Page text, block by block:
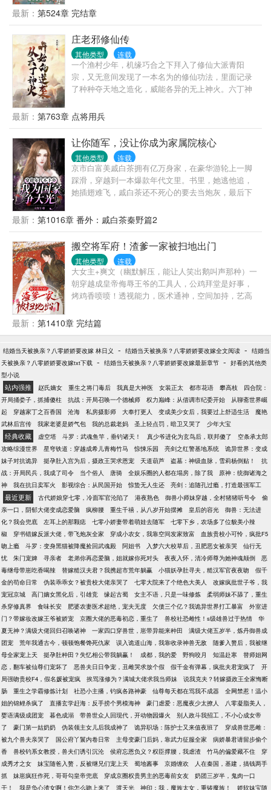
六将，从无数凶猛的女人中脱颖而出，赢得韩大她终
裁哪一点？ （一脸娇羞）满身的铜臭气，还有草菅人
命的气质 你收过最浪漫的订婚礼物是什么？ （犹豫纠
结）系统，爱情测试系统 你收过最温情的结婚礼物是
什么？ （泪流满面）系统，婚姻测试系统 你收过最意
外的周年礼物是什么？ （崩溃离线）系统，亲子测试
撩汉攻略~苏苏苏~甜炸天~脑洞无极限~
最新： 第524章 完结章
庄老邪修仙传
其他类型 连载
一个渔村少年，机缘巧合之下拜入了修仙大派青阳
宗，又无意间发现了一本名为的修仙功法，里面记录
了种种夺天地之造化，威能各异的无上神火。六丁神
幻世妖火，演化万千之神火。南明离火，至阳诛邪之
神火。都天灵火，此界曾经出现过…但这功法中，却
根本就没写怎么练成这些神火，写的全是练不成这些
神火的各种奇闻杂记。
最新： 第763章 点将用兵
让你随军，没让你成为家属院核心
其他类型 连载
京市白富美戚白茶拥有亿万身家，在豪华游轮上一脚
踩滑，穿越到一本爆款年代文里。书里，她逃他追，
她插翅难飞，戚白茶还不死心的要去当炮灰，最后下
间，这跟度假没啥样，小手一挥，送无良爹妈去吃
灰，白莲妹妹，报名去大西北喂猪，卷款闪婚男军
官。嗯，换个地方继续躺平。……最近，家属院炸
了，听说那出任务的秦队长捡了个媳妇回来。娇弱白
嫩，手不能提，偏偏秦队长还宠的不行。喝水怕烫
着，做菜怕伤着，就连走路，都恨不得抱着。嫂子们
瓜子一抓，坐等抛夫弃子戏码。这盼着望着，戚白茶
成了首屈一指的外科医生，双胞胎呱呱落地，国家特
上文工团的，娶上这娇娇媳，那是祖坟冒青烟了。各
界大佬虎视眈眈，秦队长严防死守，就怕自个儿家被
偷了。一句话：媳妇儿，求你躺平吧！
最新： 第1016章 番外：戚白茶秦野篇2
搬空将军府！渣爹一家被扫地出门
其他类型 连载
大女主+爽文（幽默解压，能让人笑出鹅叫声那种）一
朝穿越成皇帝侮辱王爷的工具人，公鸡拜堂是好事，
烤鸡香喷喷！透视能力，医术通神，空间加持，艺高
王爷同样挨着最毒的打！狗王爷敢不给和离书？踩在
地上强扯手指在和离书上按手印！三朝回门，后母加
谁，揍你敢反抗，那就再揍，渣爹也被踩在地上摩
擦！搬空将军府，将渣爹一家扫地出门只是小事。齐
都不留！这就算大逆不道了？远远不够！赵王被吊树
下抽，公主被丢湖里喝水，太子被剥光绑到城外刑架
示众，皇后被下毒还得感谢救命之恩，皇帝满地找牙
还得把她捧好了！你们说女人为将是牝鸡司晨，徒惹
祸端？那就抢走渣爹的神武大将军之位，统帅十万神
武军，平五王叛乱，征服匈奴，创盛世！谁说女人为
王，是阴阳失序，有失天和？她就要当唯我独尊的王
者，移风易俗，男女同列于朝堂，共同为天下百姓，
谋繁华！
最新： 第1410章 完结篇
结婚当天被换亲？八零娇娇要改嫁 林日义 - 结婚当天被换亲？八零娇娇要改嫁全文阅读 - 结婚当
天被换亲？八零娇娇要改嫁txt下载 - 结婚当天被换亲？八零娇娇要改嫁最新章节 - 好看的其他类
型小说
站内强推 赵氏嫡女 重生之将门毒后 我真是大神医 女装正太 都市花语 攀高枝
四合院：
开局捅娄子，抓捕傻柱
抗战：开局召唤一个德械师 权力巅峰：从借调市纪委开始
从聊斋世界崛
起
穿越家丁之百香国 沧海 私房摄影师 大奉打更人 变成美少女后，我要过上舒适生活
魔艳
武林后宫传
我家老婆是娇气包 我的总裁老妈 圣上轻点罚，暗卫又哭了 少年大宝
经典收藏 虚空塔 斗罗：武魂鱼竿，垂钓诸天！ 真少爷进化为玄鸟后，联邦傻了
空条承太郎
攻略综漫世界
星穹铁道：穿越成希儿青梅竹马 惊悚乐园 亮剑之红警基地系统
诡异世界：变成
妹子对抗诡异
挺孕肚入宫为后，摄政王哭求恩宠 天道葫芦 盗墓：神级血脉，雪莉杨倒贴！
抗
战：开局民兵，我成了司令
当个俗人 唐骑 全娱乐圈的人都在塌房，除了我
原神：统御诸海之
神
我在抗日卖军火 影视综合：从民国开始 惊蛰无人生还 亮剑：追随孔过瘾，打造最强军工
最近更新 古代娇娘穿七零，冷面军官沦陷了 港夜熟色 御兽小师妹穿越，全村猪猪听号令
偷
亲一口，阴郁大佬变成恋爱脑
疯柳腰 重生千禧，从八岁开始摆摊 皇后的容光
御兽：无法进
化？我会兜底
左耳上的那颗痣 七零小娇妻带着萌娃去随军
七零下乡，农场多了位貌美小辣
椒
穿书错嫁反派大佬，带飞炮灰全家 穿成小农女，我靠空间发家致富
血族贵校小可怜，疯批F5
吻上瘾
斗罗：变身黑猫被降魔捡回武魂殿 阿姐书 入梦六大校草后，丑肥恶女被亲哭
仙行无
忧
朱门宠婢 寻亲者 老弟你再恋爱脑，姐就嫁你死对头 夜夜入怀，清冷师尊为她神魂颠倒
恶
毒继母带崽吃香喝辣
替嫁糙汉夫君？我携超市荒年躺赢 小猫妖孕肚寻夫，糙汉军官夜夜吻
假千
金的苟命日常
伪装乖乖女？被贵校大佬亲哭了 七零大院来了个绝色大美人
改嫁疯批世子爷，我
宠冠京城
高门嫡女黑化后，引雄竞 缘起古蜀 女主不语，只是一味修炼
柔弱师妹不舔了，重生
杀穿修真界
食味长安 肥婆农妻医术超绝，宠夫无度 欠债三个亿？我诡异世界打工暴富
外室进
门？带嫁妆改嫁王爷被娇宠
京圈大佬的恶毒初恋，重生了 兽校社恐雌性！s级雄兽过于热情
华
夏无神？满级大佬回归召唤诸神
一家四口穿兽世，崽带异能来种田
满级大佬五岁半，炼丹御兽成
团宠
荒年我通古今，顿顿饱餐馋死仇家 误入诡道山海，我靠收录神兽无敌
随爹入赘后，我被继
母全家宠上天
挺孕肚种田？失忆相公带我躺赢！ 成都，我的爱 野狗咬月 知温赴寒
替师姐网
恋，翻车被仙尊们宠坏了
恶兽夫日日争宠，丑雌哭求放个假 假千金有弹幕，疯批夫君宠疯了
开
局强吻贵校F4，假名媛被宠疯
挨骂涨修为？满城大佬求我当师妹
说我克夫？转嫁摄政王全家悔断
肠
重生之学霸修炼计划 社恐小主播，钓疯各路神豪 仙尊每天都在骂我不成器
全网禁惹！温小
姐的锦鲤杀疯了
直播玄学赶海：反手捞个男模海神 豪门虐爱：恶魔夜少太撩人
八零凝脂美人，
婴语满级成团宠
暮色成溺 带兽世众人回现代，开动物园爆火
别人政斗我招工，不小心成女帝
了
豪门第一姑奶奶 伪装领主女儿后我成神了 诡异职场：陈护士又来值夜班了
穿成兽世恶雌：
被九个兽夫亲哭了
国公府丫鬟内卷日常 主母变豪门后妈，靠武力征服全家
病娇暴君请留步偷个
香
兽校钓系女教授，兽夫们诱引沉沦 侯府忘恩负义？权臣撑腰，我虐渣 竹马的偏爱藏不住
穿
成秀才之女
妹宝随爸入赘，反被继兄们宠上天 蜀地酱事 京婚缠欢
人在秦国，基建，搞钱两手
抓
妹崽疯狂作死，哥哥勾皇帝兜底 穿成京圈权贵男主的恶毒前女友
奶团三岁半，鬼肉一口
干！
我是负心渣女啊！你怎么吻上来了 渡天光 神印：我，魔族太女，重铸魔族！ 娇软妹宝随